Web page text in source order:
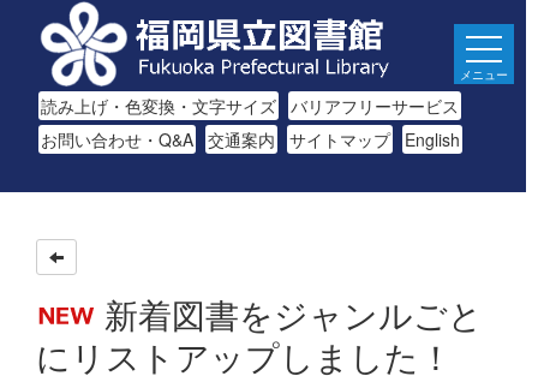
読み上げ・色変換・文字サイズ バリアフリーサービス
お問い合わせ・Q&A 交通案内 サイトマップ English
メニュー
新着図書をジャンルごと
にリストアップしました！